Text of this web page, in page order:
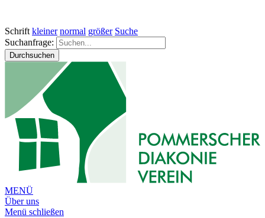
Schrift kleiner normal größer Suche
Suchanfrage:
Durchsuchen
MENÜ
Über uns
Menü schließen